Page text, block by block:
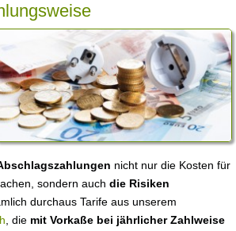
nicht nur die Kosten für
sondern auch die Risiken
durchaus Tarife aus unserem
, die mit Vorkaße bei jährlicher Zahlweise